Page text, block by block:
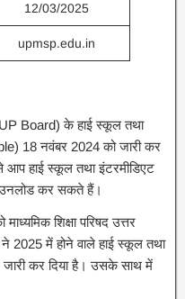
12/03/2025
upmsp.edu.in
(UP Board) के हाई स्कूल तथा
18 नवंबर 2024 को जारी कर
आप हाई स्कूल तथा इंटरमीडिएट
कर सकते हैं।
शिक्षा परिषद उत्तर
2025 में होने वाले हाई स्कूल तथा
जारी कर दिया है। उसके साथ में